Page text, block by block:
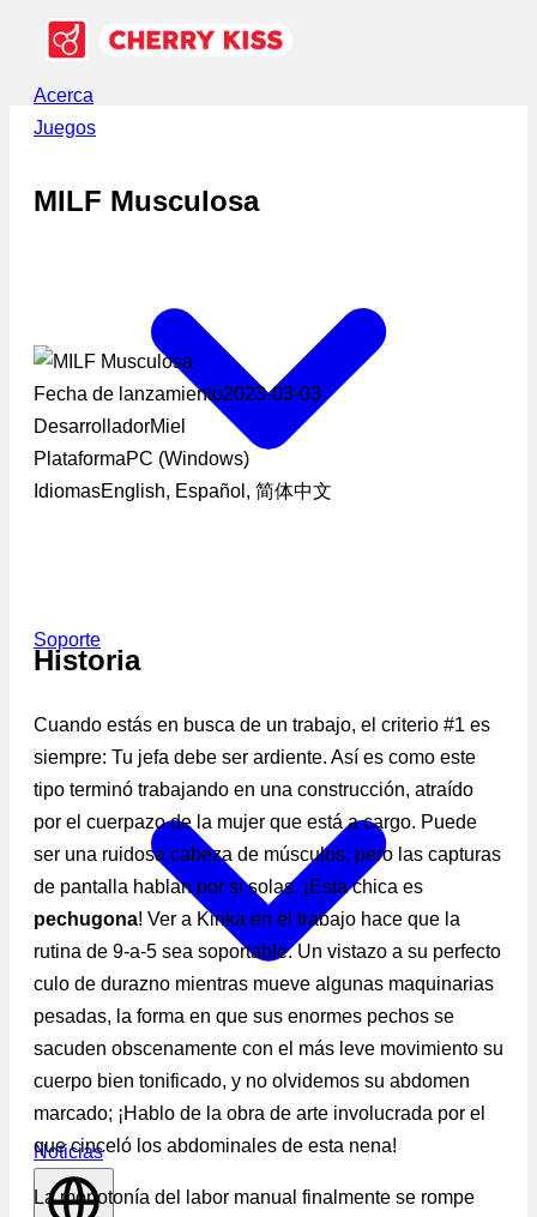
Acerca
Juegos
Soporte
Noticias
MILF Musculosa
Fecha de lanzamiento2023-03-03
DesarrolladorMiel
PlataformaPC (Windows)
IdiomasEnglish, Español, 简体中文
Historia
Cuando estás en busca de un trabajo, el criterio #1 es
siempre: Tu jefa debe ser ardiente. Así es como este
tipo terminó trabajando en una construcción, atraído
por el cuerpazo de la mujer que está a cargo. Puede
ser una ruidosa cabeza de músculos, pero las capturas
de pantalla hablan por si solas. ¡Esta chica es
pechugona! Ver a Kirika en el trabajo hace que la
rutina de 9-a-5 sea soportable. Un vistazo a su perfecto
culo de durazno mientras mueve algunas maquinarias
pesadas, la forma en que sus enormes pechos se
sacuden obscenamente con el más leve movimiento su
cuerpo bien tonificado, y no olvidemos su abdomen
marcado; ¡Hablo de la obra de arte involucrada por el
que cinceló los abdominales de esta nena!
La monotonía del labor manual finalmente se rompe